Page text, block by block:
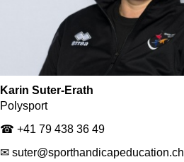
Karin Suter-Erath
Polysport
☎ +41 79 438 36 49
✉ suter@sporthandicapeducation.ch